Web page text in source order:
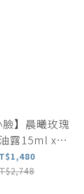
臉】晨曦玫瑰
露15ml x2
量按摩刮板